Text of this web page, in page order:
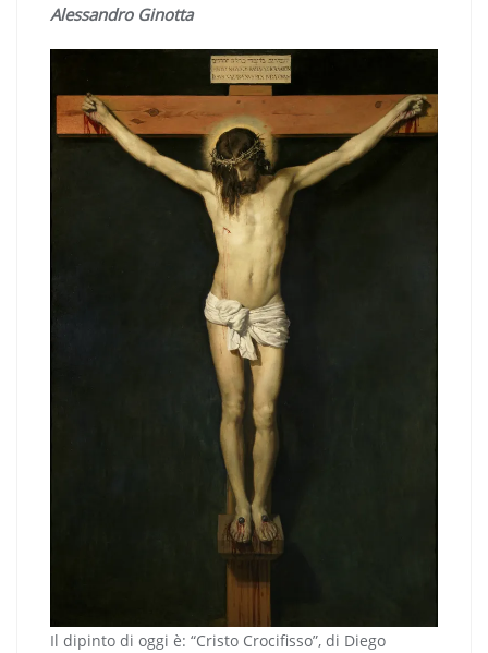
Alessandro Ginotta
Il dipinto di oggi è: “Cristo Crocifisso”, di Diego